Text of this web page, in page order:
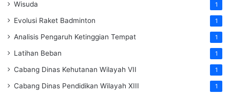
Wisuda 1
Evolusi Raket Badminton 1
Analisis Pengaruh Ketinggian Tempat 1
Latihan Beban 1
Cabang Dinas Kehutanan Wilayah VII 1
Cabang Dinas Pendidikan Wilayah XIII 1